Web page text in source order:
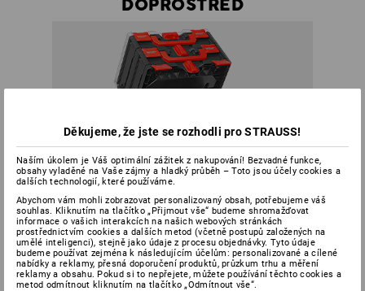
DOPROSTRED
Děkujeme, že jste se rozhodli pro STRAUSS!
Naším úkolem je Váš optimální zážitek z nakupování! Bezvadné funkce,
obsahy vyladěné na Vaše zájmy a hladký průběh – Toto jsou účely cookies a
dalších technologií, které používáme.
Abychom vám mohli zobrazovat personalizovaný obsah, potřebujeme váš
souhlas. Kliknutím na tlačítko „Přijmout vše“ budeme shromažďovat
informace o vašich interakcích na našich webových stránkách
prostřednictvím cookies a dalších metod (včetně postupů založených na
umělé inteligenci), stejně jako údaje z procesu objednávky. Tyto údaje
budeme používat zejména k následujícím účelům: personalizované a cílené
nabídky a reklamy, přesná doporučení produktů, průzkum trhu a měření
reklamy a obsahu. Pokud si to nepřejete, můžete používání těchto cookies a
metod odmítnout kliknutím na tlačítko „Odmítnout vše“.